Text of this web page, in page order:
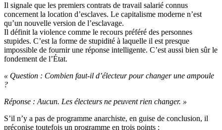
Il signale que les premiers contrats de travail salarié connus
concernent la location d’esclaves. Le capitalisme moderne n’est
qu’un nouvelle version de l’esclavage.
Il définit la violence comme le recours préféré des personnes
stupides. C’est la forme de stupidité à laquelle il est presque
impossible de fournir une réponse intelligente. C’est aussi bien sûr le
fondement de l’État.
« Question : Combien faut-il d’électeur pour changer une ampoule
?
Réponse : Aucun. Les électeurs ne peuvent rien changer. »
S’il n’y a pas de programme anarchiste, en guise de conclusion, il
préconise toutefois un programme en trois points :